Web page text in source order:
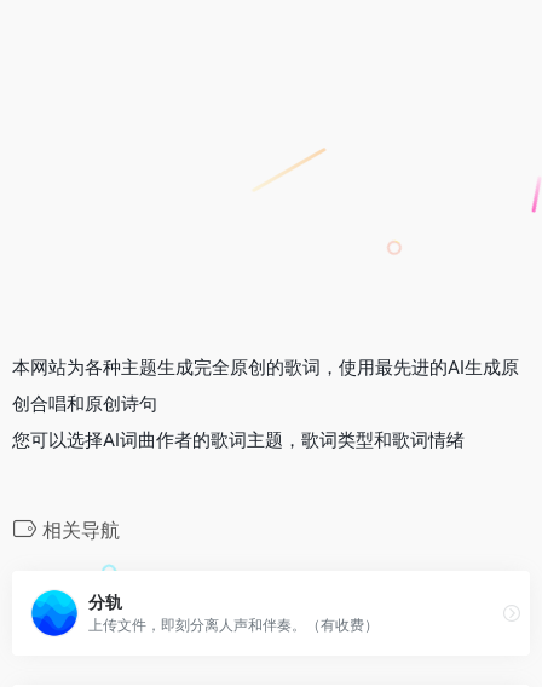
本网站为各种主题生成完全原创的歌词，使用最先进的AI生成原
创合唱和原创诗句
您可以选择AI词曲作者的歌词主题，歌词类型和歌词情绪
相关导航
分轨
上传文件，即刻分离人声和伴奏。（有收费）